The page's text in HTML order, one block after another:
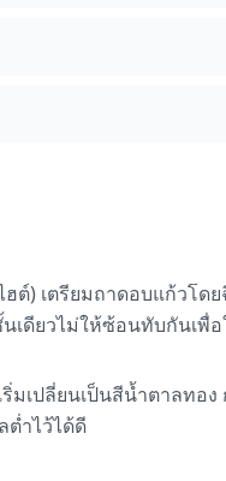
ต์) เตรียมถาดอบแก้วโ
เดียวไม่ให้ซ้อนทับกันเพื่
เปลี่ยนเป็นสีน้ำตาลทอ
ำไว้ได้ดี